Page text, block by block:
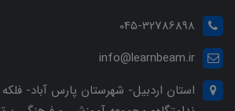
045-32786898
info@learnbeam.ir
استان اردبیل- شهرستان پارس آباد- فلکه